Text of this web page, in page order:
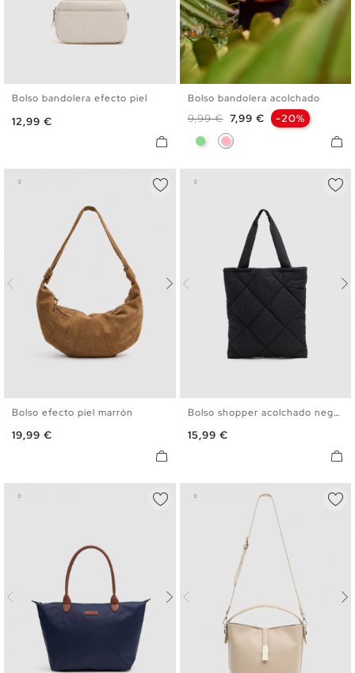
Bolso bandolera efecto piel
Precio
12,99 €
Bolso bandolera acolchado
Precio base
9,99 € Precio
7,99 € -20%
Verde Claro
Rosa Claro
U
Bolso efecto piel marrón
Precio
19,99 €
U
Bolso shopper acolchado negro
Precio
15,99 €